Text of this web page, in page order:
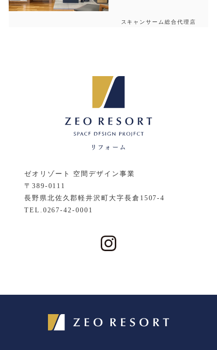
スキャンサーム総合代理店
ゼオリゾート 空間デザイン事業
〒389-0111
長野県北佐久郡軽井沢町大字長倉1507-4
TEL. 0267-42-0001